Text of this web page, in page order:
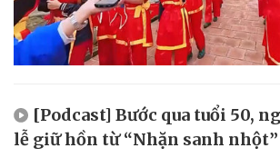
[Podcast] Bước qua tuổi 50,
lễ giữ hồn từ “Nhặn sanh nhột”